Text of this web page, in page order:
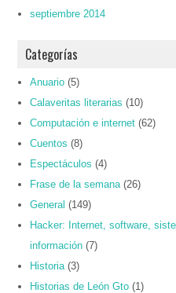
septiembre 2014
Categorías
Anuario (5)
Calaveritas literarias (10)
Computación e internet (62)
Cuentos (8)
Espectáculos (4)
Frase de la semana (26)
General (149)
Hacker: Internet, software,
información (7)
Historia (3)
Historias de León Gto (1)